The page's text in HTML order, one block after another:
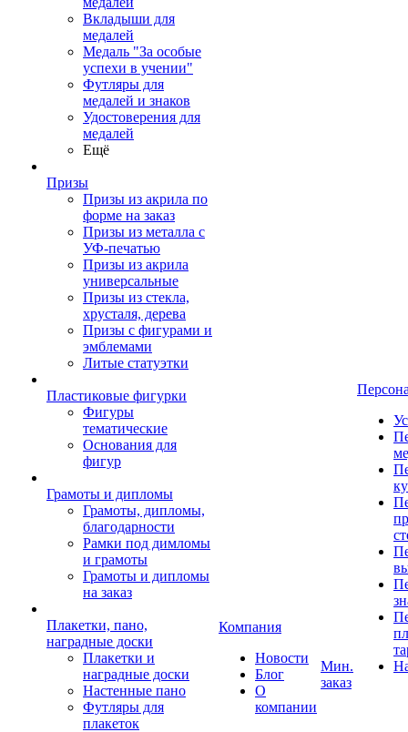
Вкладыши для
медалей
Медаль "За особые
успехи в учении"
Футляры для
медалей и знаков
Удостоверения для
медалей
Ещё
Призы
Призы из акрила по
форме на заказ
Призы из металла с
УФ-печатью
Призы из акрила
универсальные
Призы из стекла,
хрусталя, дерева
Призы с фигурами и
эмблемами
Литые статуэтки
Пластиковые фигурки
Фигуры
тематические
Основания для
фигур
Грамоты и дипломы
Грамоты, дипломы,
благодарности
Рамки под димломы
и грамоты
Грамоты и дипломы
на заказ
Плакетки, пано,
наградные доски
Плакетки и
наградные доски
Настенные пано
Футляры для
плакеток
Компания
Новости
Блог
О
компании
Мин.
заказ